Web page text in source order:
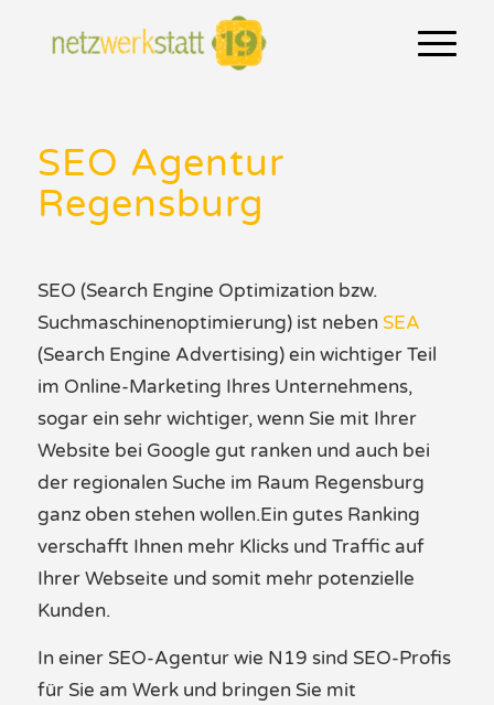
SEO Agentur
Regensburg
SEO (Search Engine Optimization bzw.
Suchmaschinenoptimierung) ist neben SEA
(Search Engine Advertising)ein wichtiger Teil
im Online-Marketing IhresUnternehmens,
sogarein sehr wichtiger, wenn Sie mit Ihrer
Website bei Google gut ranken und auch bei
der regionalen Suche im Raum Regensburg
ganz oben stehen wollen.Ein gutes Ranking
verschafft Ihnen mehr Klicks und Traffic auf
IhrerWebseite und somit mehr potenzielle
Kunden.
In einer SEO-Agenturwie N19 sind SEO-Profis
für Sie am Werk und bringen Sie mit